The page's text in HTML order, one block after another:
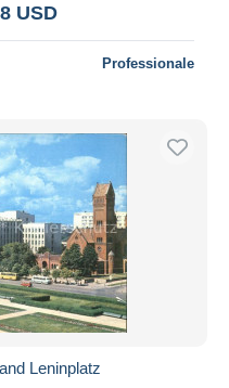
USD
Professionale
Leninplatz